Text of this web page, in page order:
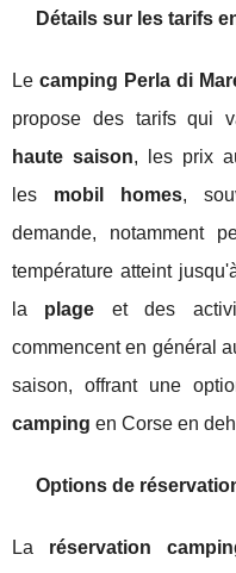
Détails sur les tarifs
Le camping Perla di
propose des tarifs qui
haute saison, les prix
les mobil homes,
demande, notamment
température atteint
la plage et des
commencent en général
saison, offrant une
camping en Corse en
Options de
La réservation